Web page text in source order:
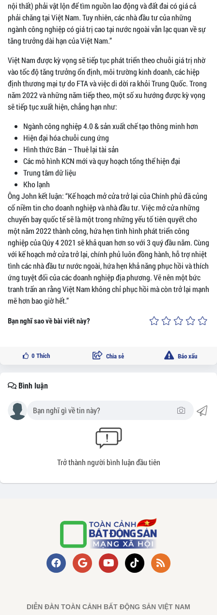
nội thất) phải vật lộn để tìm nguồn lao động và đất đai có giá cả
phải chăng tại Việt Nam. Tuy nhiên, các nhà đầu tư của những
ngành công nghiệp có giá trị cao tại nước ngoài vẫn lạc quan về sự
tăng trưởng dài hạn của Việt Nam.”
Việt Nam được kỳ vọng sẽ tiếp tục phát triển theo chuỗi giá trị nhờ
vào tốc độ tăng trưởng ổn định, môi trường kinh doanh, các hiệp
định thương mại tự do FTA và việc di dời ra khỏi Trung Quốc. Trong
năm 2022 và những năm tiếp theo, một số xu hướng được kỳ vọng
sẽ tiếp tục xuất hiện, chẳng hạn như:
Ngành công nghiệp 4.0 & sản xuất chế tạo thông minh hơn
Hiện đại hóa chuỗi cung ứng
Hình thức Bán – Thuê lại tài sản
Các mô hình KCN mới và quy hoạch tổng thể hiện đại
Trung tâm dữ liệu
Kho lạnh
Ông John kết luận: “Kế hoạch mở cửa trở lại của Chính phủ đã củng
cố niềm tin cho doanh nghiệp và nhà đầu tư. Việc mở cửa những
chuyến bay quốc tế sẽ là một trong những yếu tố tiên quyết cho
một năm 2022 thành công, hứa hẹn tình hình phát triển công
nghiệp của Qúy 4 2021 sẽ khả quan hơn so với 3 quý đầu năm. Cùng
với kế hoạch mở cửa trở lại, chính phủ luôn đồng hành, hỗ trợ nhiệt
tình các nhà đầu tư nước ngoài, hứa hẹn khả năng phục hồi và thích
ứng tuyệt đối của các doanh nghiệp địa phương. Vẽ nên một bức
tranh trấn an rằng Việt Nam không chỉ phục hồi mà còn trở lại mạnh
mẽ hơn bao giờ hết.”
Bạn nghĩ sao về bài viết này?
0 Thích Chia sẻ Báo xấu
Bình luận
Trở thành người bình luận đầu tiên
DIỄN ĐÀN TOÀN CẢNH BẤT ĐỘNG SẢN VIỆT NAM